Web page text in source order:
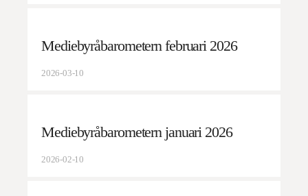
Mediebyråbarometern februari 2026
2026-03-10
Mediebyråbarometern januari 2026
2026-02-10